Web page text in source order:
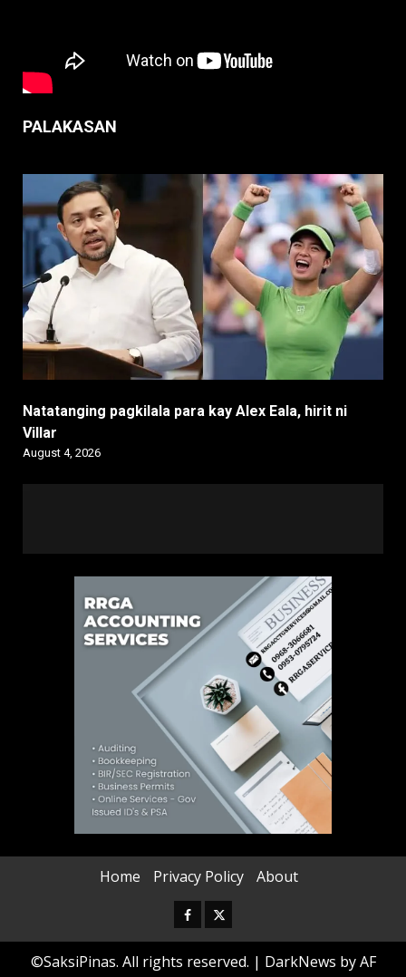
PALAKASAN
Natatanging pagkilala para kay Alex Eala, hirit ni
Villar
August 4, 2026
Home Privacy Policy About
Facebook
Twitter
©SaksiPinas. All rights reserved. | DarkNews by AF